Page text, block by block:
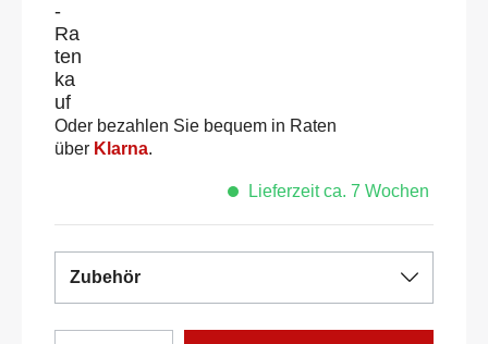
Oder bezahlen Sie bequem in Raten
über Klarna.
Lieferzeit ca. 7 Wochen
Zubehör